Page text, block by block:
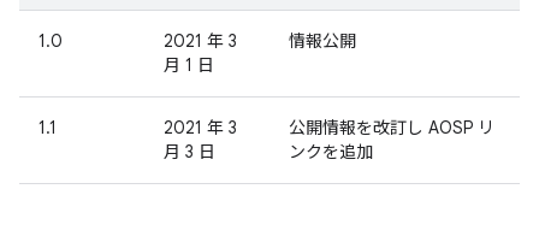
1.0
2021 年 3
月 1 日
情報公開
1.1
2021 年 3
月 3 日
公開情報を改訂し AOSP リ
ンクを追加